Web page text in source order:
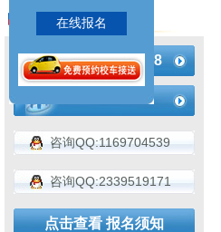
联系我们
183-4936-2188
咨询QQ:1169704539
咨询QQ:2339519171
点击查看 报名须知
在线报名